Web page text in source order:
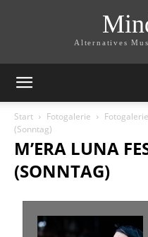
Alternatives
Start Fotogalerie
(Sonntag)
M’ERA LUNA
(SONNTAG)